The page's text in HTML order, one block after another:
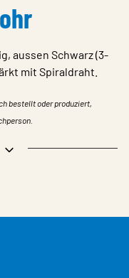
aussen Schwarz (3-
mit Spiraldraht.
bestellt oder produziert,